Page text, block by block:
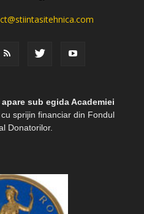
sub egida Academiei
sprijin financiar din Fondul
Donatorilor.